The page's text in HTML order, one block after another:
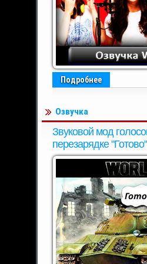
Подробнее
Озвучка
Звуковой мод
перезарядке